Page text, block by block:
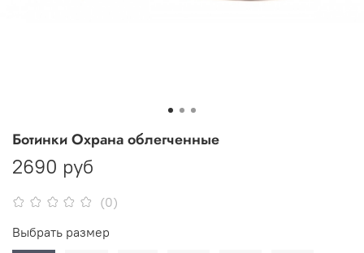
(0)
Ботинки Охрана облегченные
2690 руб
Выбрать размер